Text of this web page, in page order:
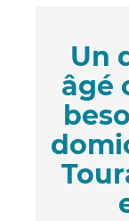
Un
âgé